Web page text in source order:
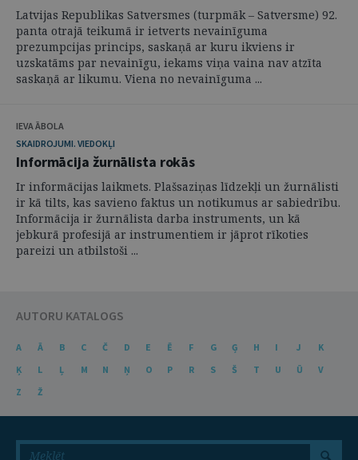
Latvijas Republikas Satversmes (turpmāk – Satversme) 92.
panta otrajā teikumā ir ietverts nevainīguma
prezumpcijas princips, saskaņā ar kuru ikviens ir
uzskatāms par nevainīgu, iekams viņa vaina nav atzīta
saskaņā ar likumu. Viena no nevainīguma ...
IEVA ĀBOLA
SKAIDROJUMI. VIEDOKĻI
Informācija žurnālista rokās
Ir informācijas laikmets. Plašsaziņas līdzekļi un žurnālisti
ir kā tilts, kas savieno faktus un notikumus ar sabiedrību.
Informācija ir žurnālista darba instruments, un kā
jebkurā profesijā ar instrumentiem ir jāprot rīkoties
pareizi un atbilstoši ...
AUTORU KATALOGS
A Ā B C Č D E Ē F G Ģ H I J
K
Ķ
L Ļ M N Ņ O P R S Š T U Ū
V
Z
Ž